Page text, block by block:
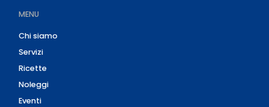
MENU
Chi siamo
Servizi
Ricette
Noleggi
Eventi